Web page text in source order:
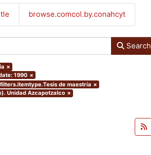
browse.comcol.by.conahcyt
Search
×
1990 ×
de maestría ×
Unidad Azcapotzalco ×